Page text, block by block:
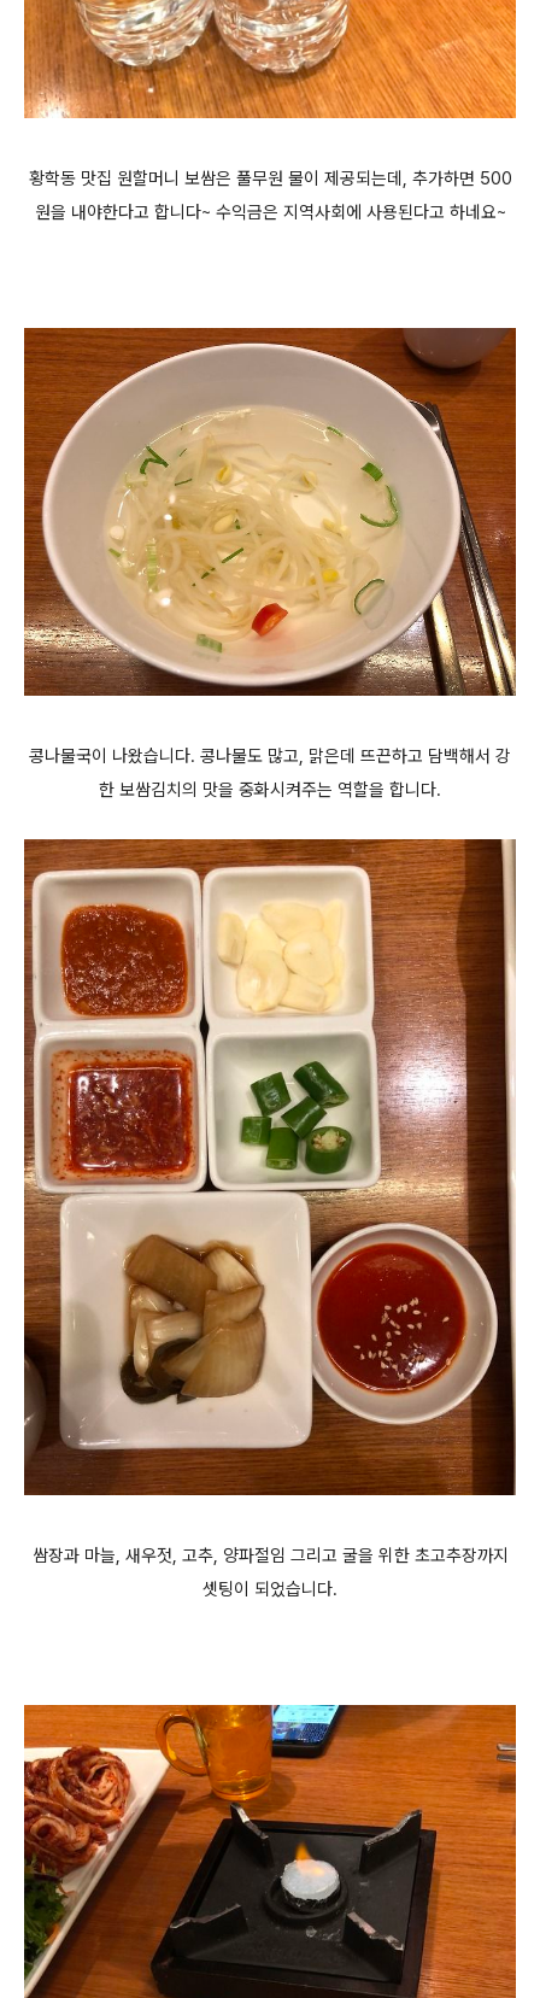
황학동 맛집 원할머니 보쌈은 풀무원 물이 제공되는데, 추가하면 500
원을 내야한다고 합니다~ 수익금은 지역사회에 사용된다고 하네요~
콩나물국이 나왔습니다. 콩나물도 많고, 맑은데 뜨끈하고 담백해서 강
한 보쌈김치의 맛을 중화시켜주는 역할을 합니다.
쌈장과 마늘, 새우젓, 고추, 양파절임 그리고 굴을 위한 초고추장까지
셋팅이 되었습니다.